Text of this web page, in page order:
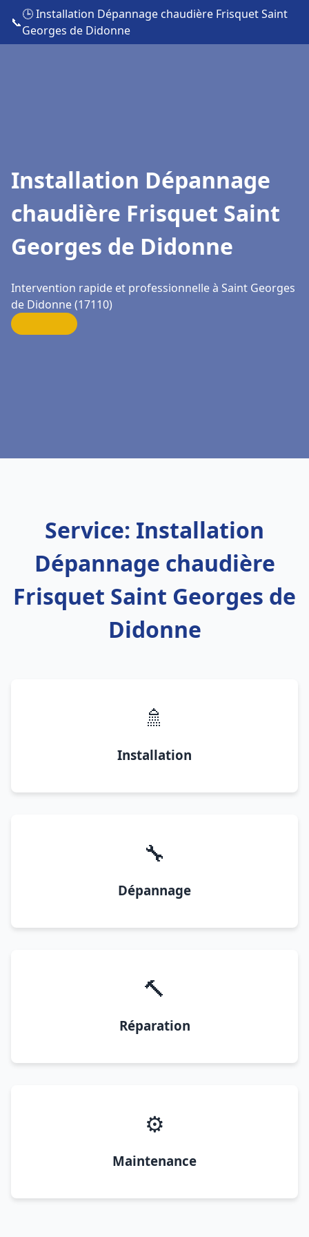
📞
🕒 Installation Dépannage chaudière Frisquet Saint
Georges de Didonne
Installation Dépannage
chaudière Frisquet Saint
Georges de Didonne
Intervention rapide et professionnelle à Saint Georges
de Didonne (17110)
Service: Installation
Dépannage chaudière
Frisquet Saint Georges de
Didonne
🚿
Installation
🔧
Dépannage
🔨
Réparation
⚙️
Maintenance